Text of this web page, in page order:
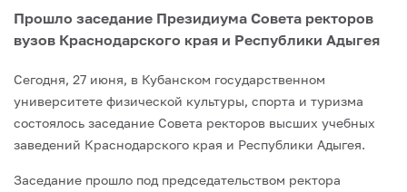
Прошло заседание Президиума Совета ректоров
вузов Краснодарского края и Республики Адыгея
Сегодня, 27 июня, в Кубанском государственном
университете физической культуры, спорта и туризма
состоялось заседание Совета ректоров высших учебных
заведений Краснодарского края и Республики Адыгея.
Заседание прошло под председательством ректора